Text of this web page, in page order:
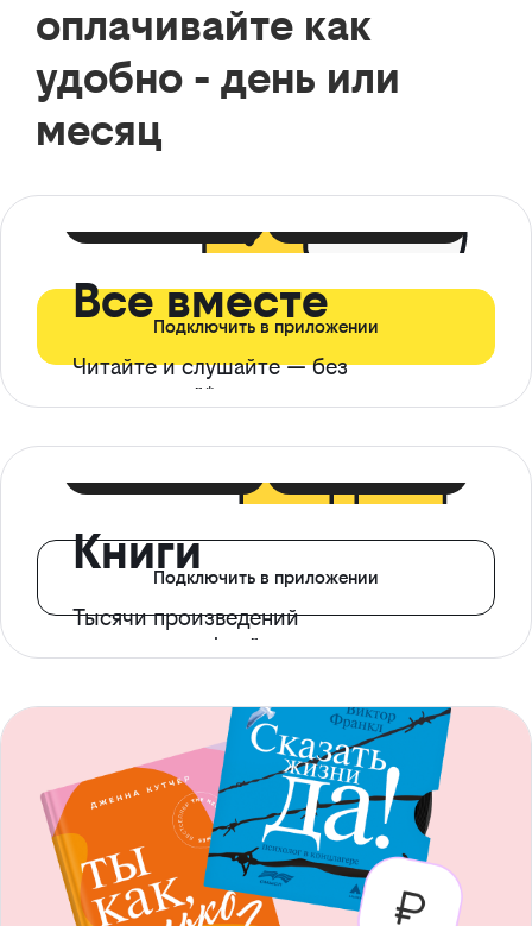
оплачивайте как
удобно - день или
месяц
Все вместе
Читайте и слушайте — без
ограничений*
Подключить в приложении
Книги
Тысячи произведений
с доступом офлайн
Подключить в приложении